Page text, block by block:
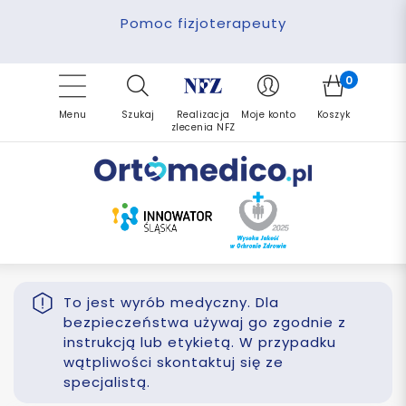
Darmowa dostawa
Pomoc fizjoterapeuty
Finansowanie PFRON
Refundacja NFZ
Zrealizuj zlecenie ponownie
Menu Szukaj
Realizacja
zlecenia NFZ
Moje konto
0
Koszyk
To jest wyrób medyczny. Dla
bezpieczeństwa używaj go zgodnie z
instrukcją lub etykietą. W przypadku
wątpliwości skontaktuj się ze
specjalistą.